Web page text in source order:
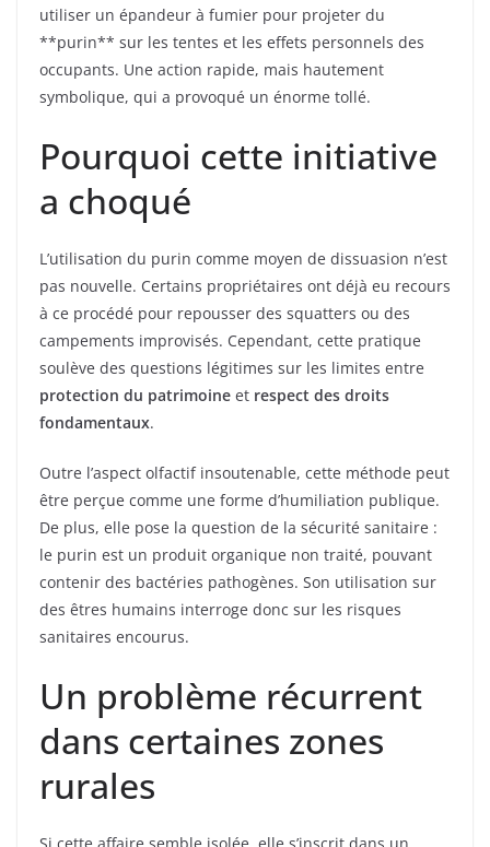
utiliser un épandeur à fumier pour projeter du
**purin** sur les tentes et les effets personnels des
occupants. Une action rapide, mais hautement
symbolique, qui a provoqué un énorme tollé.
Pourquoi cette initiative
a choqué
L’utilisation du purin comme moyen de dissuasion n’est
pas nouvelle. Certains propriétaires ont déjà eu recours
à ce procédé pour repousser des squatters ou des
campements improvisés. Cependant, cette pratique
soulève des questions légitimes sur les limites entre
protection du patrimoine et respect des droits
fondamentaux.
Outre l’aspect olfactif insoutenable, cette méthode peut
être perçue comme une forme d’humiliation publique.
De plus, elle pose la question de la sécurité sanitaire :
le purin est un produit organique non traité, pouvant
contenir des bactéries pathogènes. Son utilisation sur
des êtres humains interroge donc sur les risques
sanitaires encourus.
Un problème récurrent
dans certaines zones
rurales